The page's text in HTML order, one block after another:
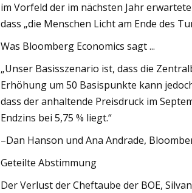
im Vorfeld der im nächsten Jahr
dass „die Menschen Licht am Ende des
Was Bloomberg Economics sagt ...
„Unser Basisszenario ist, dass die
Erhöhung um 50 Basispunkte kann
dass der anhaltende Preisdruck im
Endzins bei 5,75 % liegt.“
–Dan Hanson und Ana Andrade,
Geteilte Abstimmung
Der Verlust der Cheftaube der BOE,